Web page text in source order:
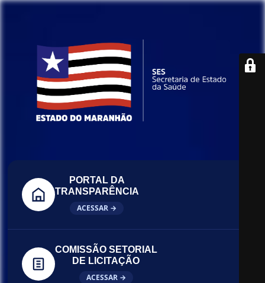
PORTAL DA
TRANSPARÊNCIA
ACESSAR →
COMISSÃO SETORIAL
DE LICITAÇÃO
ACESSAR →